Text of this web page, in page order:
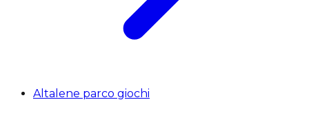
Altalene parco giochi